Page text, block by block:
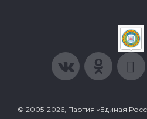
© 2005-2026, Партия «Единая